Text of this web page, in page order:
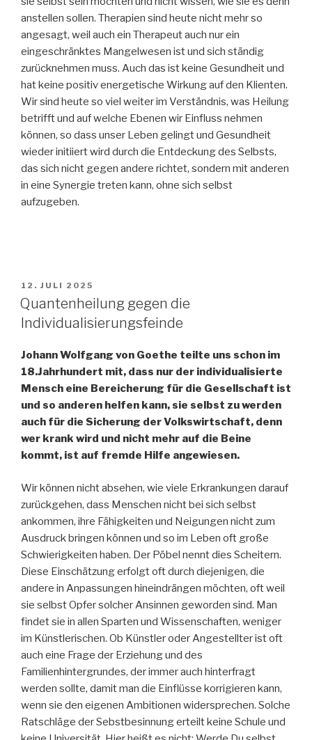
anstellen sollen. Therapien sind heute nicht mehr so
angesagt, weil auch ein Therapeut auch nur ein
eingeschränktes Mangelwesen ist und sich ständig
zurücknehmen muss. Auch das ist keine Gesundheit und
hat keine positiv energetische Wirkung auf den Klienten.
Wir sind heute so viel weiter im Verständnis, was Heilung
betrifft und auf welche Ebenen wir Einfluss nehmen
können, so dass unser Leben gelingt und Gesundheit
wieder initiiert wird durch die Entdeckung des Selbsts,
das sich nicht gegen andere richtet, sondern mit anderen
in eine Synergie treten kann, ohne sich selbst
aufzugeben.
VERÖFFENTLICHT
AM
12. JULI 2025
Quantenheilung gegen die
Individualisierungsfeinde
Johann Wolfgang von Goethe teilte uns schon im
18.Jahrhundert mit, dass nur der individualisierte
Mensch eine Bereicherung für die Gesellschaft ist
und so anderen helfen kann, sie selbst zu werden
auch für die Sicherung der Volkswirtschaft, denn
wer krank wird und nicht mehr auf die Beine
kommt, ist auf fremde Hilfe angewiesen.
Wir können nicht absehen, wie viele Erkrankungen darauf
zurückgehen, dass Menschen nicht bei sich selbst
ankommen, ihre Fähigkeiten und Neigungen nicht zum
Ausdruck bringen können und so im Leben oft große
Schwierigkeiten haben. Der Pöbel nennt dies Scheitern.
Diese Einschätzung erfolgt oft durch diejenigen, die
andere in Anpassungen hineindrängen möchten, oft weil
sie selbst Opfer solcher Ansinnen geworden sind. Man
findet sie in allen Sparten und Wissenschaften, weniger
im Künstlerischen. Ob Künstler oder Angestellter ist oft
auch eine Frage der Erziehung und des
Familienhintergrundes, der immer auch hinterfragt
werden sollte, damit man die Einflüsse korrigieren kann,
wenn sie den eigenen Ambitionen widersprechen. Solche
Ratschläge der Sebstbesinnung erteilt keine Schule und